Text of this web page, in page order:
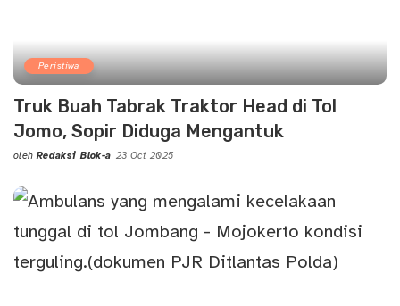
Peristiwa
Truk Buah Tabrak Traktor Head di Tol
Jomo, Sopir Diduga Mengantuk
Posted
oleh Redaksi Blok-a 23 Oct 2025